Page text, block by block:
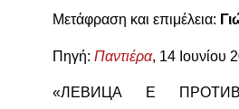
ΛΟΓΟΤΕΧΝΊΑ /
Μετάφραση και επιμέλεια:
Πηγή: Παντιέρα, 14 Ιουνίου
«ЛЕВИЦА Е